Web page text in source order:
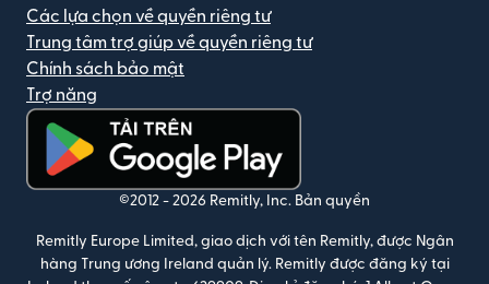
Các lựa chọn về quyền riêng tư
Trung tâm trợ giúp về quyền riêng tư
Chính sách bảo mật
Trợ năng
(mở trong cửa sổ mới)
©2012 - 2026 Remitly, Inc. Bản quyền
Remitly Europe Limited, giao dịch với tên Remitly, được Ngân
hàng Trung ương Ireland quản lý. Remitly được đăng ký tại